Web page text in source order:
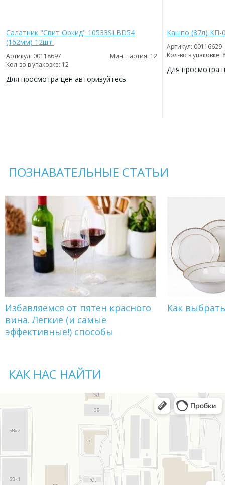
Салатник "Свит Оркид" 10533SLBD54
(162мм) 12шт.
Артикул: 00118697
Мин. партия: 12
Кол-во в упаковке: 12
Для просмотра цен авторизуйтесь
Кашпо (87л) КП-
Артикул: 00116629
Кол-во в упаковке:
Для просмотра
ПОЗНАВАТЕЛЬНЫЕ СТАТЬИ
Избавляемся от пятен красного
вина. Легкие (и самые
эффективные!) способы
Как
КАК НАС НАЙТИ